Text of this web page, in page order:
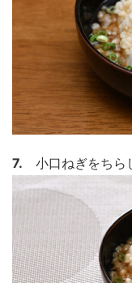
7. 小口ねぎをちら